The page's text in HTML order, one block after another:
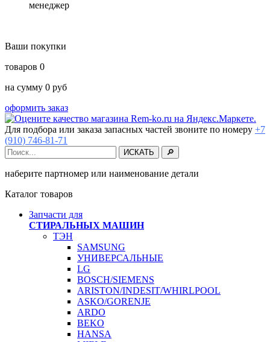
менеджер
Ваши покупки
товаров 0
на сумму 0 руб
оформить заказ
Для подбора или заказа запасных частей звоните по номеру +7
(910) 746-81-71
наберите партномер или наименование детали
Каталог товаров
Запчасти для
СТИРАЛЬНЫХ МАШИН
ТЭН
SAMSUNG
УНИВЕРСАЛЬНЫЕ
LG
BOSCH/SIEMENS
ARISTON/INDESIT/WHIRLPOOL
ASKO/GORENJE
ARDO
BEKO
HANSA